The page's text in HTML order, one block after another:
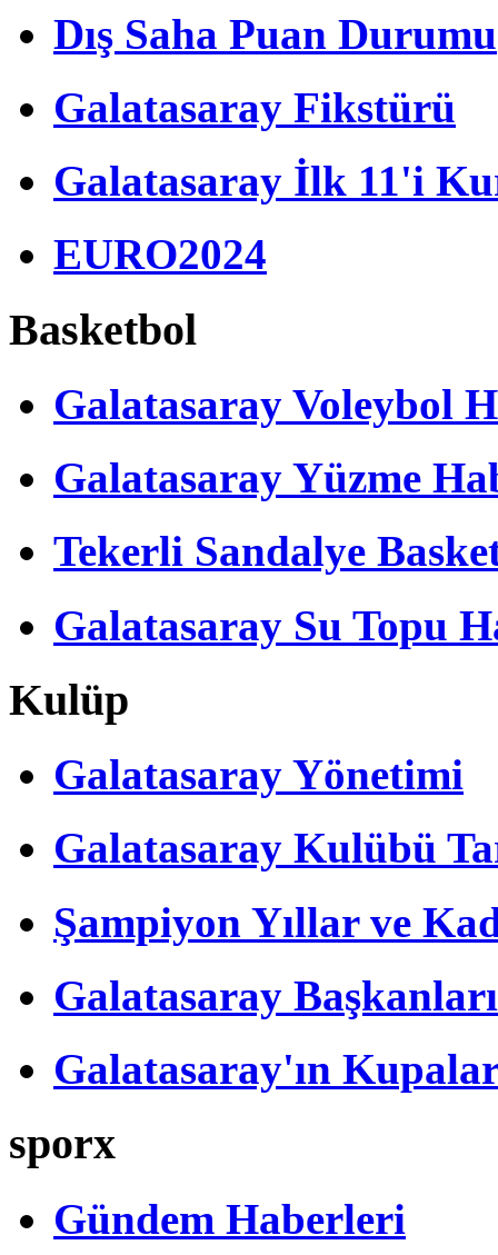
Dış Saha Puan Durumu
Galatasaray Fikstürü
Galatasaray İlk 11'i
EURO2024
Basketbol
Galatasaray Voleybol
Galatasaray Yüzme
Tekerli Sandalye
Galatasaray Su Topu
Kulüp
Galatasaray Yönetimi
Galatasaray Kulübü
Şampiyon Yıllar ve
Galatasaray Başkanları
Galatasaray'ın
sporx
Gündem Haberleri